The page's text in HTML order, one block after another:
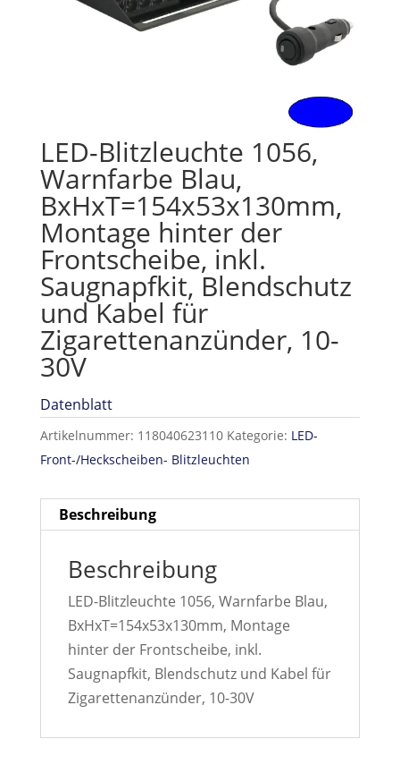
LED-Blitzleuchte 1056,
Warnfarbe Blau,
BxHxT=154x53x130mm,
Montage hinter der
Frontscheibe, inkl.
Saugnapfkit, Blendschutz
und Kabel für
Zigarettenanzünder, 10-
30V
Datenblatt
Artikelnummer: 118040623110 Kategorie: LED-
Front-/Heckscheiben- Blitzleuchten
Beschreibung
Beschreibung
LED-Blitzleuchte 1056, Warnfarbe Blau,
BxHxT=154x53x130mm, Montage
hinter der Frontscheibe, inkl.
Saugnapfkit, Blendschutz und Kabel für
Zigarettenanzünder, 10-30V